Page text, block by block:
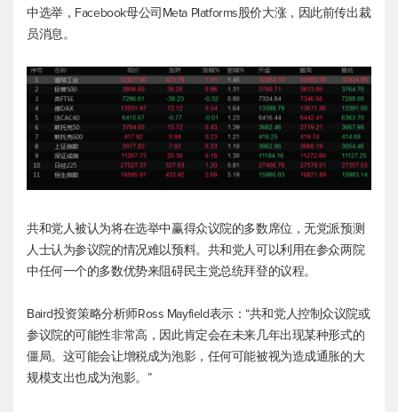
中选举，Facebook母公司Meta Platforms股价大涨，因此前传出裁
员消息。
共和党人被认为将在选举中赢得众议院的多数席位，无党派预测
人士认为参议院的情况难以预料。共和党人可以利用在参众两院
中任何一个的多数优势来阻碍民主党总统拜登的议程。
Baird投资策略分析师Ross Mayfield表示：“共和党人控制众议院或
参议院的可能性非常高，因此肯定会在未来几年出现某种形式的
僵局。这可能会让增税成为泡影，任何可能被视为造成通胀的大
规模支出也成为泡影。”